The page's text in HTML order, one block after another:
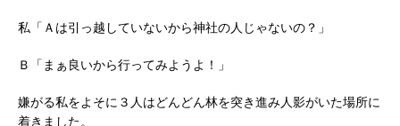
私「Ａは引っ越していないから神社の人じゃないの？」
Ｂ「まぁ良いから行ってみようよ！」
嫌がる私をよそに３人はどんどん林を突き進み人影がいた場所に
着きました。